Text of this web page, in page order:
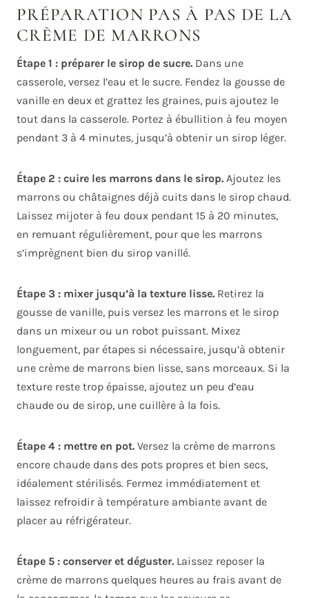
PRÉPARATION PAS À PAS DE LA
CRÈME DE MARRONS
Étape 1 : préparer le sirop de sucre. Dans une
casserole, versez l’eau et le sucre. Fendez la gousse de
vanille en deux et grattez les graines, puis ajoutez le
tout dans la casserole. Portez à ébullition à feu moyen
pendant 3 à 4 minutes, jusqu’à obtenir un sirop léger.
Étape 2 : cuire les marrons dans le sirop. Ajoutez les
marrons ou châtaignes déjà cuits dans le sirop chaud.
Laissez mijoter à feu doux pendant 15 à 20 minutes,
en remuant régulièrement, pour que les marrons
s’imprègnent bien du sirop vanillé.
Étape 3 : mixer jusqu’à la texture lisse. Retirez la
gousse de vanille, puis versez les marrons et le sirop
dans un mixeur ou un robot puissant. Mixez
longuement, par étapes si nécessaire, jusqu’à obtenir
une crème de marrons bien lisse, sans morceaux. Si la
texture reste trop épaisse, ajoutez un peu d’eau
chaude ou de sirop, une cuillère à la fois.
Étape 4 : mettre en pot. Versez la crème de marrons
encore chaude dans des pots propres et bien secs,
idéalement stérilisés. Fermez immédiatement et
laissez refroidir à température ambiante avant de
placer au réfrigérateur.
Étape 5 : conserver et déguster. Laissez reposer la
crème de marrons quelques heures au frais avant de